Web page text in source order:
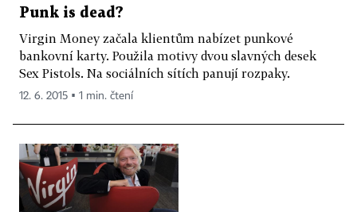
Punk is dead?
Virgin Money začala klientům nabízet punkové
bankovní karty. Použila motivy dvou slavných desek
Sex Pistols. Na sociálních sítích panují rozpaky.
12. 6. 2015 ▪ 1 min. čtení